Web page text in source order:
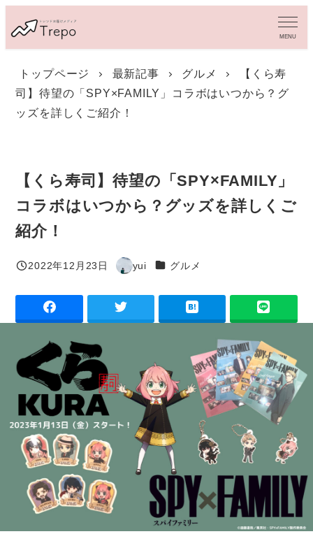
イ
MENU
トップページ 最新記事 グルメ
【くら寿
司】待望の「SPY×FAMILY」コラボはいつから？グ
ッズを詳しくご紹介！
【くら寿司】待望の「SPY×FAMILY」
コラボはいつから？グッズを詳しくご
紹介！
投稿日
2022年12月23日
著
yui カテゴリー
グルメ